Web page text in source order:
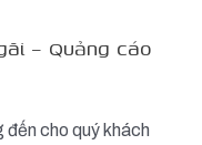
– Quảng cáo
đến cho quý khách